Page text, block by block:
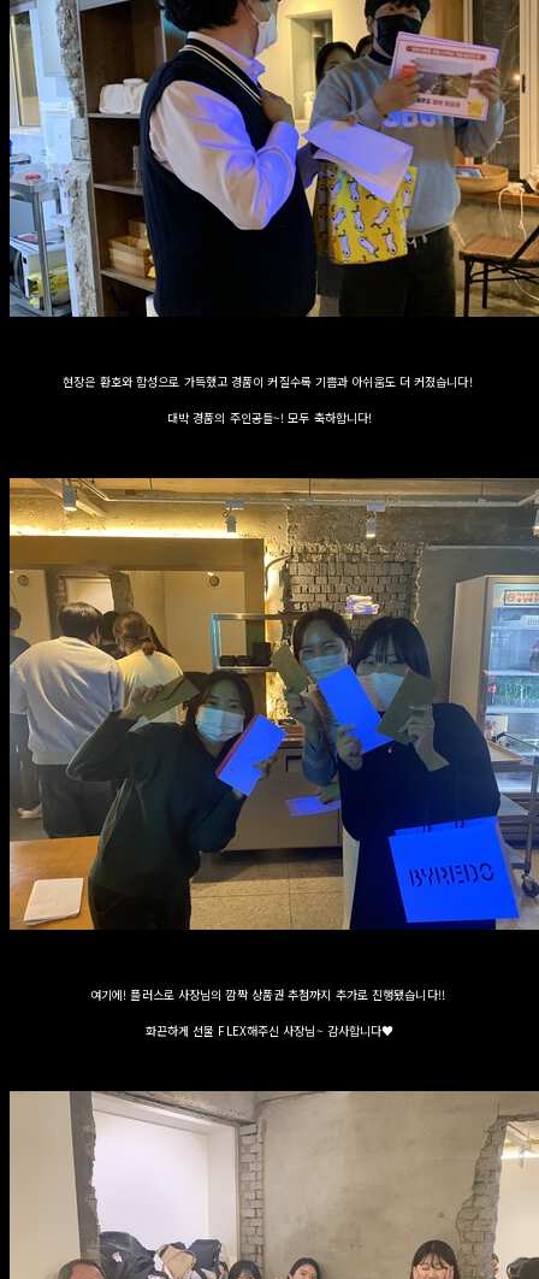
현장은 환호와 함성으로 가득했고 경품이 커질수록 기쁨과 아쉬움도 더 커졌습니다!
대박 경품의 주인공들~! 모두 축하합니다!
여기에! 플러스로 사장님의 깜짝 상품권 추첨까지 추가로 진행됐습니다!!
화끈하게 선물 FLEX해주신 사장님~ 감사합니다♥